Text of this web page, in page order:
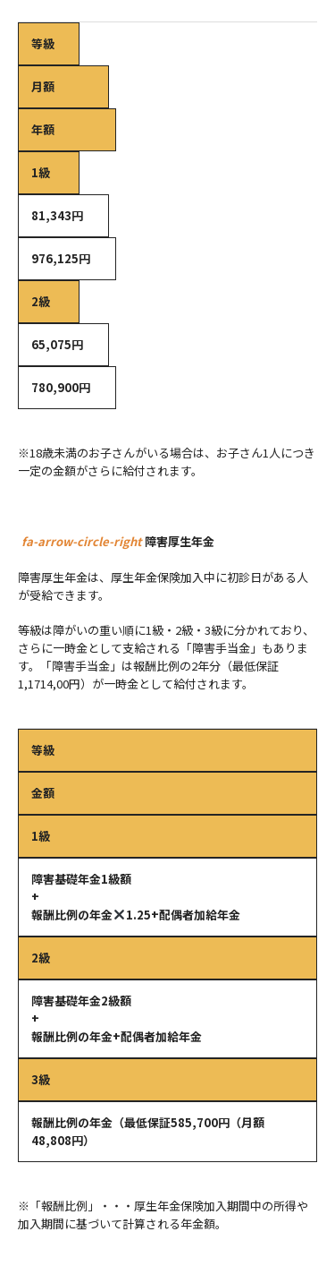
等級
月額
年額
1級
81,343円
976,125円
2級
65,075円
780,900円
※18歳未満のお子さんがいる場合は、お子さん1人につき
一定の金額がさらに給付されます。
fa-arrow-circle-right 障害厚生年金
障害厚生年金は、厚生年金保険加入中に初診日がある人
が受給できます。
等級は障がいの重い順に1級・2級・3級に分かれており、
さらに一時金として支給される「障害手当金」もありま
す。「障害手当金」は報酬比例の2年分（最低保証
1,1714,00円）が一時金として給付されます。
等級
金額
1級
障害基礎年金1級額
+
報酬比例の年金
1.25+配偶者加給年金
2級
障害基礎年金2級額
+
報酬比例の年金+配偶者加給年金
3級
報酬比例の年金（最低保証585,700円（月額
48,808円）
※「報酬比例」・・・厚生年金保険加入期間中の所得や
加入期間に基づいて計算される年金額。